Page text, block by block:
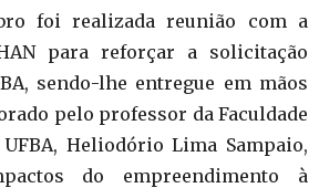
foi realizada reunião com a
para reforçar a solicitação
sendo-lhe entregue em mãos
pelo professor da Faculdade
Heliodório Lima Sampaio,
do empreendimento à